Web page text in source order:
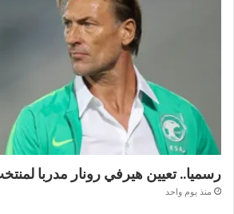
رسميا.. تعيين هيرفي رونار مدربا
منذ يوم واحد